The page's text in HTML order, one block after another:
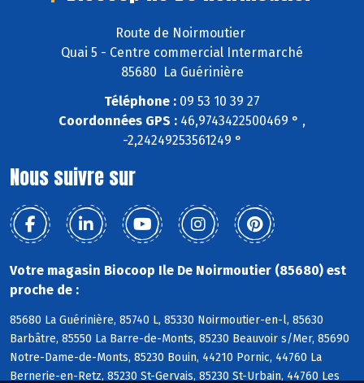
Route de Noirmoutier
Quai 5 - Centre commercial Intermarché
85680 La Guérinière
Téléphone : 09 53 10 39 27
Coordonnées GPS : 46,9743422500469 ° ,
-2,24249253561249 °
Nous suivre sur
Votre magasin Biocoop Ile De Noirmoutier (85680) est
proche de :
85680 La Guérinière, 85740 L, 85330 Noirmoutier-en-l, 85630
Barbâtre, 85550 La Barre-de-Monts, 85230 Beauvoir s/Mer, 85690
Notre-Dame-de-Monts, 85230 Bouin, 44210 Pornic, 44760 La
Bernerie-en-Retz, 85230 St-Gervais, 85230 St-Urbain, 44760 Les